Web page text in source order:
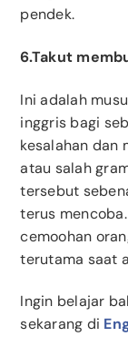
pendek.
6.Takut
Ini adalah
inggris bagi
kesalahan dan
atau salah
tersebut
terus
cemoohan
terutama saat
Ingin belajar
sekarang di